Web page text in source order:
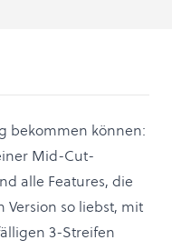
bekommen können:
Mid-Cut-
alle Features, die
so liebst, mit
3-Streifen